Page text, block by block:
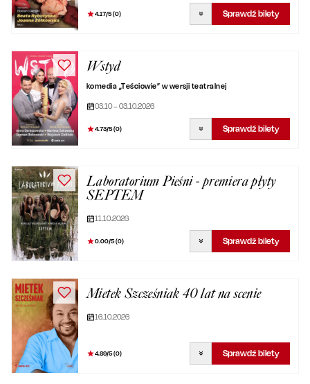
4.17/5 (0) Sprawdź bilety
Wstyd
komedia „Teściowie” w wersji teatralnej
03.10 – 03.10.2026
4.73/5 (0) Sprawdź bilety
Laboratorium Pieśni - premiera płyty
SEPTEM
11.10.2026
0.00/5 (0) Sprawdź bilety
Mietek Szcześniak 40 lat na scenie
16.10.2026
4.89/5 (0) Sprawdź bilety